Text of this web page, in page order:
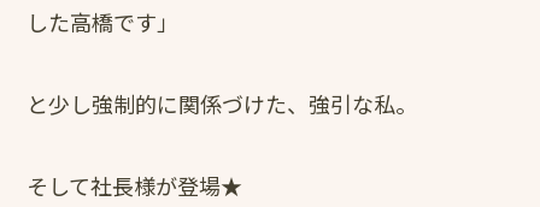
した高橋です」
と少し強制的に関係づけた、強引な私。
そして社長様が登場★